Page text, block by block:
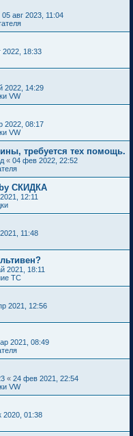
05 авг 2023, 11:04
2022, 18:33
2022, 14:29
VW
2022, 08:17
VW
требуется тех помощь.
« 04 фев 2022, 22:52
СКИДКА
12:11
11:48
2021, 18:11
ТС
2021, 12:56
2021, 08:49
« 24 фев 2021, 22:54
VW
2020, 01:38